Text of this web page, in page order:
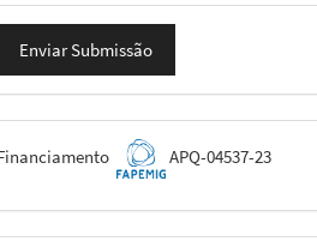
Enviar Submissão
APQ-04537-23